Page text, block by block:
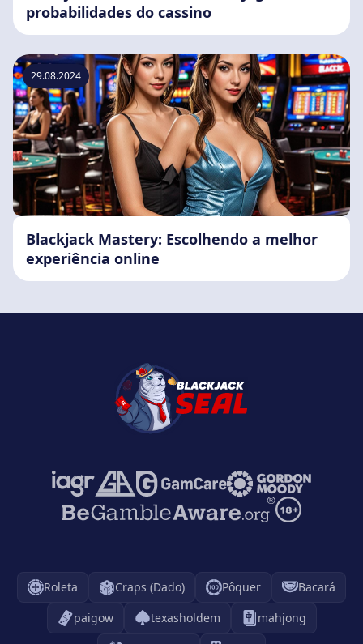
probabilidades do cassino
29.08.2024
Blackjack Mastery: Escolhendo a melhor
experiência online
Roleta Craps (Dado) Pôquer
Bacará
paigow
texasholdem
mahjong